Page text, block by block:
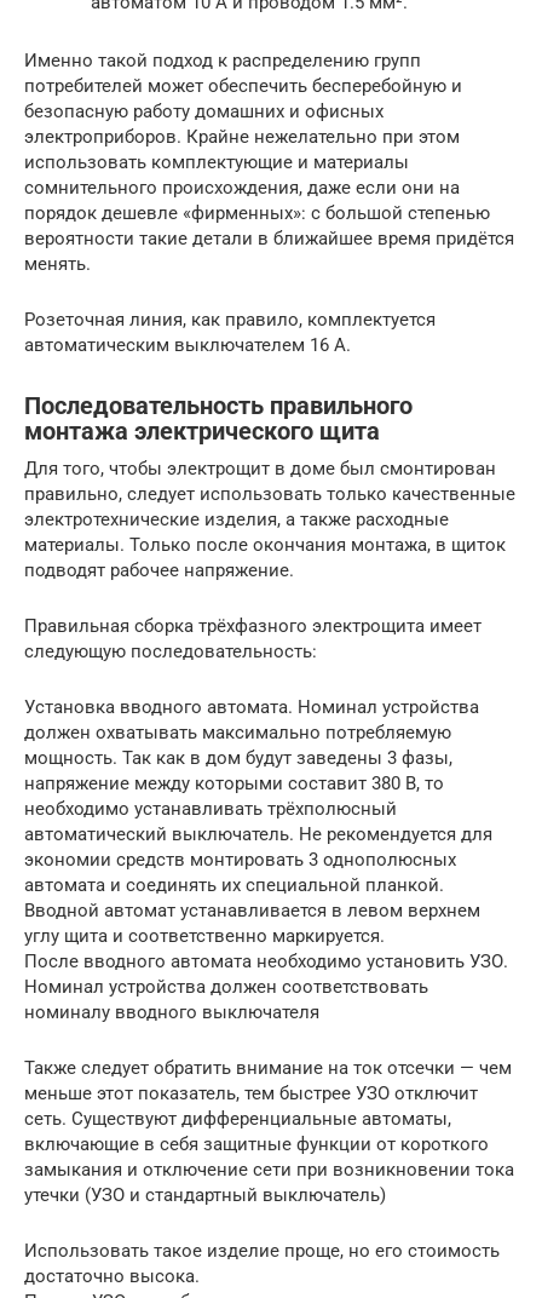
Именно такой подход к распределению групп
потребителей может обеспечить бесперебойную и
безопасную работу домашних и офисных
электроприборов. Крайне нежелательно при этом
использовать комплектующие и материалы
сомнительного происхождения, даже если они на
порядок дешевле «фирменных»: с большой степенью
вероятности такие детали в ближайшее время придётся
менять.
Розеточная линия, как правило, комплектуется
автоматическим выключателем 16 А.
Последовательность правильного
монтажа электрического щита
Для того, чтобы электрощит в доме был смонтирован
правильно, следует использовать только качественные
электротехнические изделия, а также расходные
материалы. Только после окончания монтажа, в щиток
подводят рабочее напряжение.
Правильная сборка трёхфазного электрощита имеет
следующую последовательность:
Установка вводного автомата. Номинал устройства
должен охватывать максимально потребляемую
мощность. Так как в дом будут заведены 3 фазы,
напряжение между которыми составит 380 В, то
необходимо устанавливать трёхполюсный
автоматический выключатель. Не рекомендуется для
экономии средств монтировать 3 однополюсных
автомата и соединять их специальной планкой.
Вводной автомат устанавливается в левом верхнем
углу щита и соответственно маркируется.
После вводного автомата необходимо установить УЗО.
Номинал устройства должен соответствовать
номиналу вводного выключателя
Также следует обратить внимание на ток отсечки — чем
меньше этот показатель, тем быстрее УЗО отключит
сеть. Существуют дифференциальные автоматы,
включающие в себя защитные функции от короткого
замыкания и отключение сети при возникновении тока
утечки (УЗО и стандартный выключатель)
Использовать такое изделие проще, но его стоимость
достаточно высока.